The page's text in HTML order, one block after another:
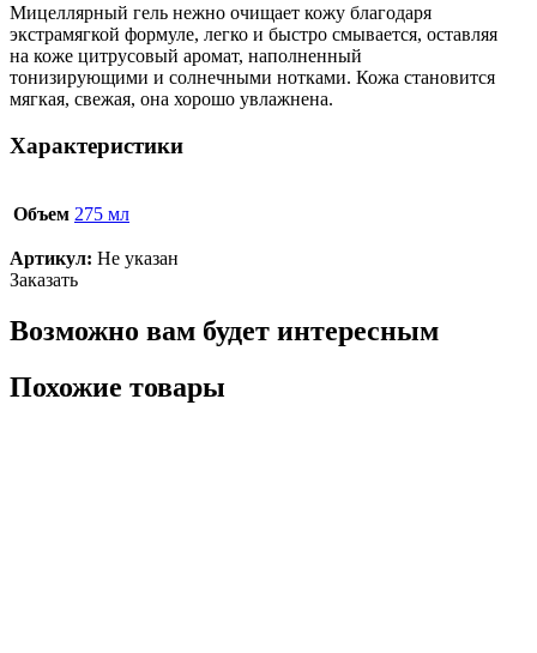
Мицеллярный гель нежно очищает кожу благодаря
экстрамягкой формуле, легко и быстро смывается, оставляя
на коже цитрусовый аромат, наполненный
тонизирующими и солнечными нотками. Кожа становится
мягкая, свежая, она хорошо увлажнена.
Характеристики
Объем 275 мл
Артикул: Не указан
Заказать
Возможно вам будет интересным
Похожие товары